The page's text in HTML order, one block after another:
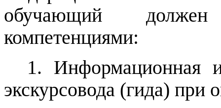
обучающий должен
компетенциями:
1. Информационная
экскурсовода (гида) при